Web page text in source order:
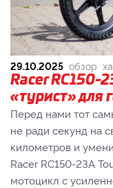
29.10.2025 обзор
Racer RC150-
«турист» для
Перед нами тот
не ради секунд на
километров и
Racer RC150-23A
мотоцикл с